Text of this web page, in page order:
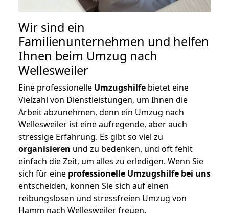
Wir sind ein
Familienunternehmen und helfen
Ihnen beim Umzug nach
Wellesweiler
Eine professionelle Umzugshilfe bietet eine
Vielzahl von Dienstleistungen, um Ihnen die
Arbeit abzunehmen, denn ein Umzug nach
Wellesweiler ist eine aufregende, aber auch
stressige Erfahrung. Es gibt so viel zu
organisieren und zu bedenken, und oft fehlt
einfach die Zeit, um alles zu erledigen. Wenn Sie
sich für eine professionelle Umzugshilfe bei uns
entscheiden, können Sie sich auf einen
reibungslosen und stressfreien Umzug von
Hamm nach Wellesweiler freuen.